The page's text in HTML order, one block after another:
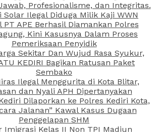
Profesionalisme, dan Integritas.
Solar Ilegal Diduga Milik Kaji WWN
PT APE Berhasil Diamankan Polres
Kini Kasusnya Dalam Proses
Pemeriksaan Penyidik
Sekitar Dan Wujud Rasa Syukur,
KEDIRI Bagikan Ratusan Paket
Sembako
Ilegal Menggurita di Kota Blitar,
dan Nyali APH Dipertanyakan
Dilaporkan ke Polres Kediri Kota,
Jalanan” Kawal Kasus Dugaan
Penggelapan SHM
Imigrasi Kelas II Non TPI Madiun